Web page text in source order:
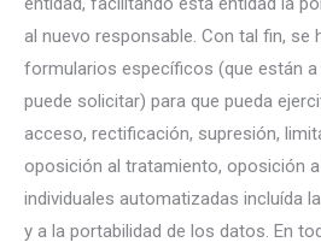
al nuevo responsable. Con tal fin, se
formularios específicos (que están
puede solicitar) para que pueda
acceso, rectificación, supresión,
oposición al tratamiento, oposición
individuales automatizadas incluída
y a la portabilidad de los datos. En